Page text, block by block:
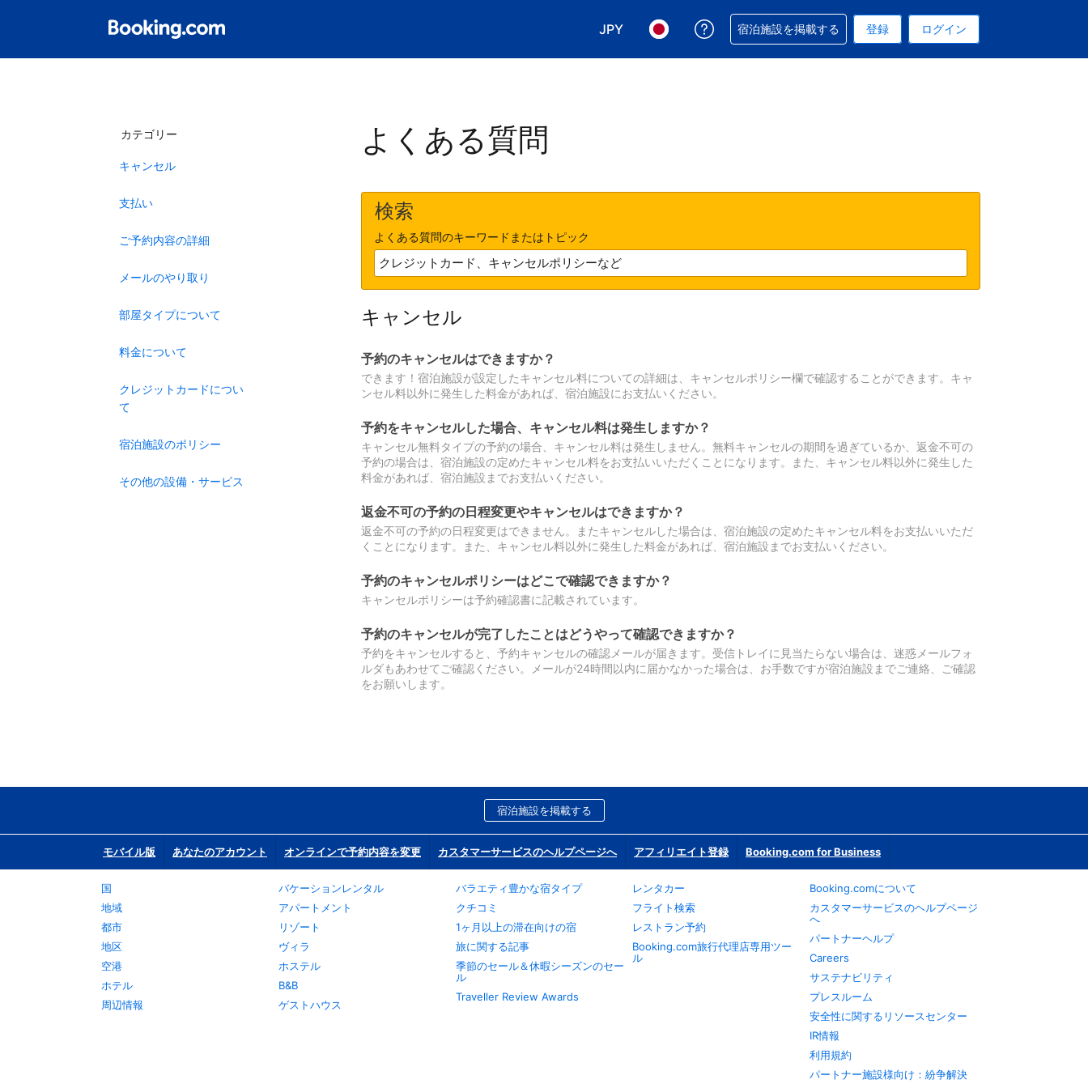
JPY
表示通貨を選択. 現在選択中の表示通貨は円です
言語を選択. 現在選択中の言語は日本語です
予約に関するサポートを受けられます
宿泊施設を掲載する 登録 ログイン
カテゴリー
キャンセル
支払い
ご予約内容の詳細
メールのやり取り
部屋タイプについて
料金について
クレジットカードについ
て
宿泊施設のポリシー
その他の設備・サービス
よくある質問
検索
よくある質問のキーワードまたはトピック
キャンセル
予約のキャンセルはできますか？
できます！宿泊施設が設定したキャンセル料についての詳細は、キャンセルポリシー欄で確認することができます。キャ
ンセル料以外に発生した料金があれば、宿泊施設にお支払いください。
予約をキャンセルした場合、キャンセル料は発生しますか？
キャンセル無料タイプの予約の場合、キャンセル料は発生しません。無料キャンセルの期間を過ぎているか、返金不可の
予約の場合は、宿泊施設の定めたキャンセル料をお支払いいただくことになります。また、キャンセル料以外に発生した
料金があれば、宿泊施設までお支払いください。
返金不可の予約の日程変更やキャンセルはできますか？
返金不可の予約の日程変更はできません。またキャンセルした場合は、宿泊施設の定めたキャンセル料をお支払いいただ
くことになります。また、キャンセル料以外に発生した料金があれば、宿泊施設までお支払いください。
予約のキャンセルポリシーはどこで確認できますか？
キャンセルポリシーは予約確認書に記載されています。
予約のキャンセルが完了したことはどうやって確認できますか？
予約をキャンセルすると、予約キャンセルの確認メールが届きます。受信トレイに見当たらない場合は、迷惑メールフォ
ルダもあわせてご確認ください。メールが24時間以内に届かなかった場合は、お手数ですが宿泊施設までご連絡、ご確認
をお願いします。
宿泊施設を掲載する
モバイル版 あなたのアカウント オンラインで予約内容を変更 カスタマーサービスのヘルプページへ アフィリエイト登録 Booking.com for Business
国
地域
都市
地区
空港
ホテル
周辺情報
バケーションレンタル
アパートメント
リゾート
ヴィラ
ホステル
B&B
ゲストハウス
バラエティ豊かな宿タイプ
クチコミ
1ヶ月以上の滞在向けの宿
旅に関する記事
季節のセール＆休暇シーズンのセー
ル
Traveller Review Awards
レンタカー
フライト検索
レストラン予約
Booking.com旅行代理店専用ツー
ル
Booking.comについて
カスタマーサービスのヘルプページ
へ
パートナーヘルプ
Careers
サステナビリティ
プレスルーム
安全性に関するリソースセンター
IR情報
利用規約
パートナー施設様向け：紛争解決